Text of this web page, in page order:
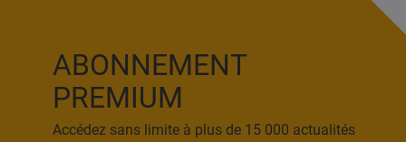
ABONNEMENT
PREMIUM
Accédez sans limite à plus de 15 000 actualités